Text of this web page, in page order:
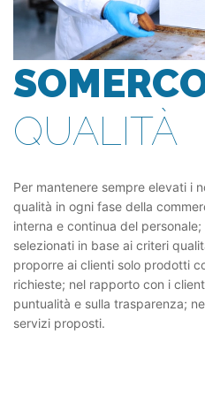
QUALITÀ
Per mantenere sempre elevati i
qualità in ogni fase della
interna e continua del
selezionati in base ai criteri
proporre ai clienti solo prodotti
richieste; nel rapporto con i
puntualità e sulla trasparenza;
servizi proposti.